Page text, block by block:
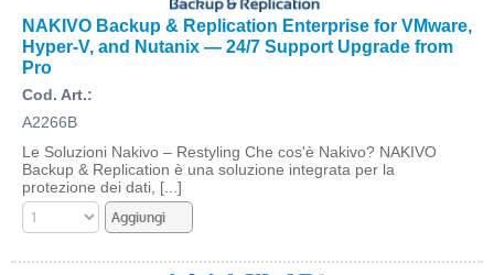
NAKIVO Backup & Replication Enterprise for VMware,
Hyper-V, and Nutanix — 24/7 Support Upgrade from
Pro
Cod. Art.:
A2266B
Le Soluzioni Nakivo – Restyling Che cos'è Nakivo? NAKIVO
Backup & Replication è una soluzione integrata per la
protezione dei dati, [...]